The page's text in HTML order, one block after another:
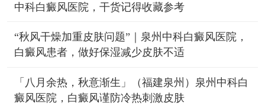
中科白癜风医院，干货记得收藏参考
“秋风干燥加重皮肤问题”｜泉州中科白癜风医院，
白癜风患者，做好保湿减少皮肤不适
「八月余热，秋意渐生」（福建泉州）泉州中科白
癜风医院，白癜风谨防冷热刺激皮肤